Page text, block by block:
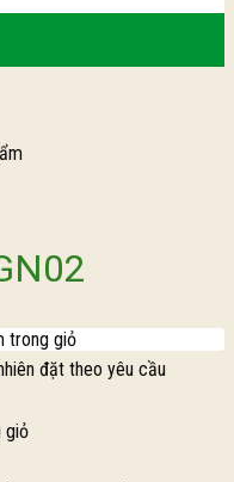
trong giỏ
giỏ
đặt theo yêu cầu